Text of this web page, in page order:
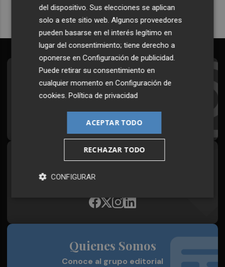
Suscríbete al Boletín
Todos los días a primera hora en tu email
¡Quiero suscribirme!
Síguenos en redes
Plaza Podcast, desde cualquier medio
Quienes Somos
Conoce al grupo editorial
del dispositivo. Sus elecciones se aplican
solo a este sitio web. Algunos proveedores
pueden basarse en el interés legítimo en
lugar del consentimiento; tiene derecho a
oponerse enConfiguración de publicidad
Puede retirar su consentimiento en
cualquier momento enConfiguración de
cookies .Política de privacidad
ACEPTAR TODO
RECHAZAR TODO
CONFIGURAR